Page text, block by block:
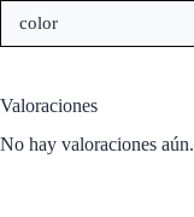
color
Valoraciones
No hay valoraciones aún.